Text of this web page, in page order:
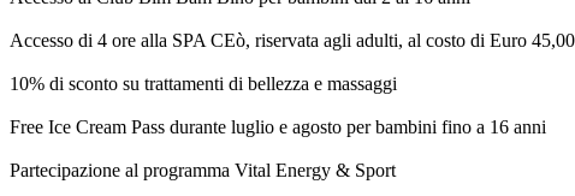
Accesso di 4 ore alla SPA CEò, riservata agli adulti, al costo di Euro
10% di sconto su trattamenti di bellezza e massaggi
Free Ice Cream Pass durante luglio e agosto per bambini fino a 16 anni
Partecipazione al programma Vital Energy & Sport